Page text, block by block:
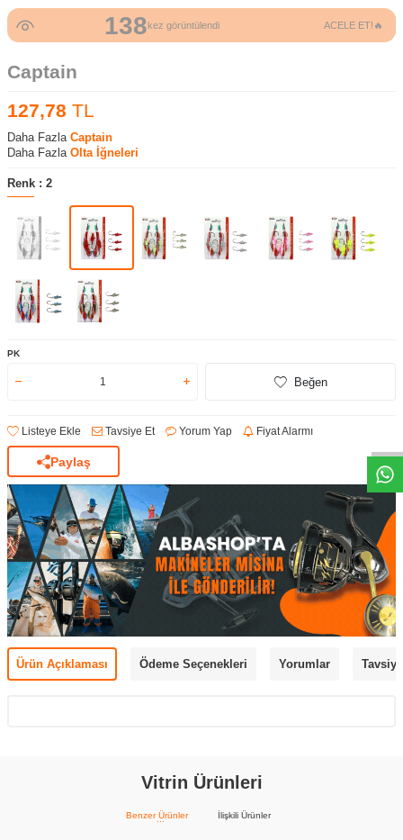
138 kez görüntülendi
7kez sepete eklendi ACELE ET!🔥
Captain
127,78 TL
Daha Fazla Captain
Daha Fazla Olta İğneleri
Renk : 2
PK
Beğen
Listeye Ekle Tavsiye Et Yorum Yap Fiyat Alarmı
Paylaş
Ürün Açıklaması Ödeme Seçenekleri Yorumlar
Vitrin Ürünleri
Benzer Ürünler İlişkili Ürünler